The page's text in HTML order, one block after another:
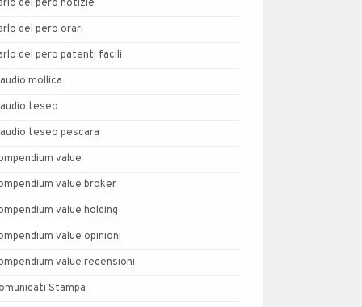
del pero notizie
del pero orari
del pero patenti facili
mollica
teseo
teseo pescara
value
value broker
value holding
value opinioni
value recensioni
Stampa